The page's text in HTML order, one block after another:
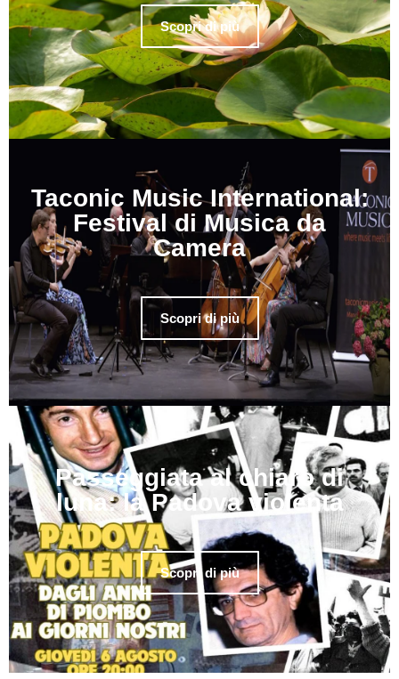
Scopri di più
Taconic Music International:
Festival di Musica da
Camera
Scopri di più
Passeggiata al chiaro di
luna: la Padova violenta
Scopri di più